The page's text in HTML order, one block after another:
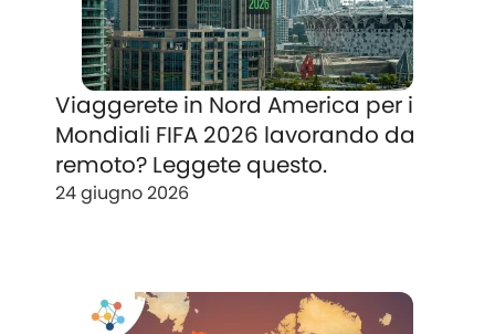
Viaggerete in Nord America per i
Mondiali FIFA 2026 lavorando da
remoto? Leggete questo.
24 giugno 2026